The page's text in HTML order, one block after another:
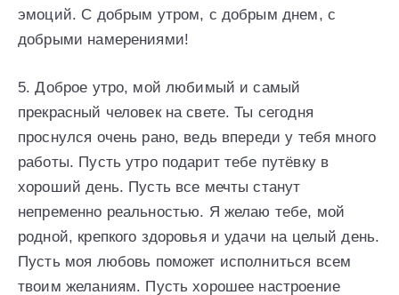
эмоций. С добрым утром, с добрым днем, с
добрыми намерениями!
5. Доброе утро, мой любимый и самый
прекрасный человек на свете. Ты сегодня
проснулся очень рано, ведь впереди у тебя много
работы. Пусть утро подарит тебе путёвку в
хороший день. Пусть все мечты станут
непременно реальностью. Я желаю тебе, мой
родной, крепкого здоровья и удачи на целый день.
Пусть моя любовь поможет исполниться всем
твоим желаниям. Пусть хорошее настроение